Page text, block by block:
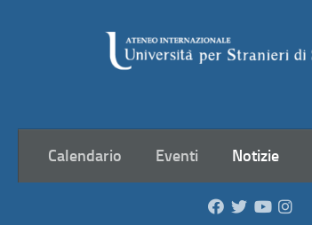
Calendario Eventi Notizie